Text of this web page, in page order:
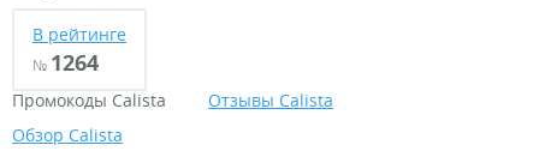
В рейтинге
№ 1264
Промокоды Calista
Отзывы Calista
Обзор Calista